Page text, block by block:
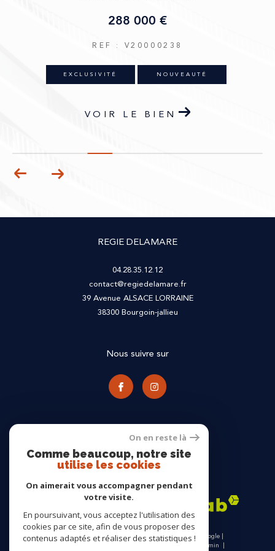
288 000 €
REF : V20000238
EXCLUSIVITÉ NOUVEAUTÉ
VOIR LE BIEN
REGIE DELAMARE
04.28.35.12.12
contact@regiedelamare.fr
39 Avenue ALSACE LORRAINE
38300
bourgoin-jallieu
Nous suivre sur
© 2026 | Tous droits réservés | Traduction powered by Google |
Nos honoraires
Mentions légales
Admin
On en reste là
Comme beaucoup, notre site
utilise les cookies
On aimerait vous accompagner pendant
votre visite.
En poursuivant, vous acceptez l'utilisation des
cookies par ce site, afin de vous proposer des
contenus adaptés et réaliser des statistiques !